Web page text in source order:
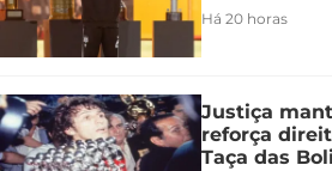
Há 20 horas
Justiça
reforça
Taça das